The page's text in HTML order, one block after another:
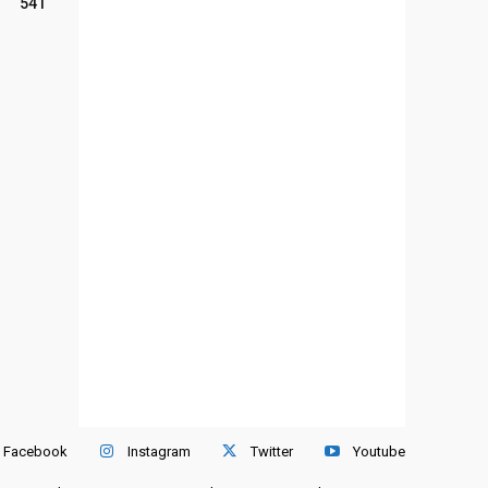
Facebook Instagram Twitter Youtube